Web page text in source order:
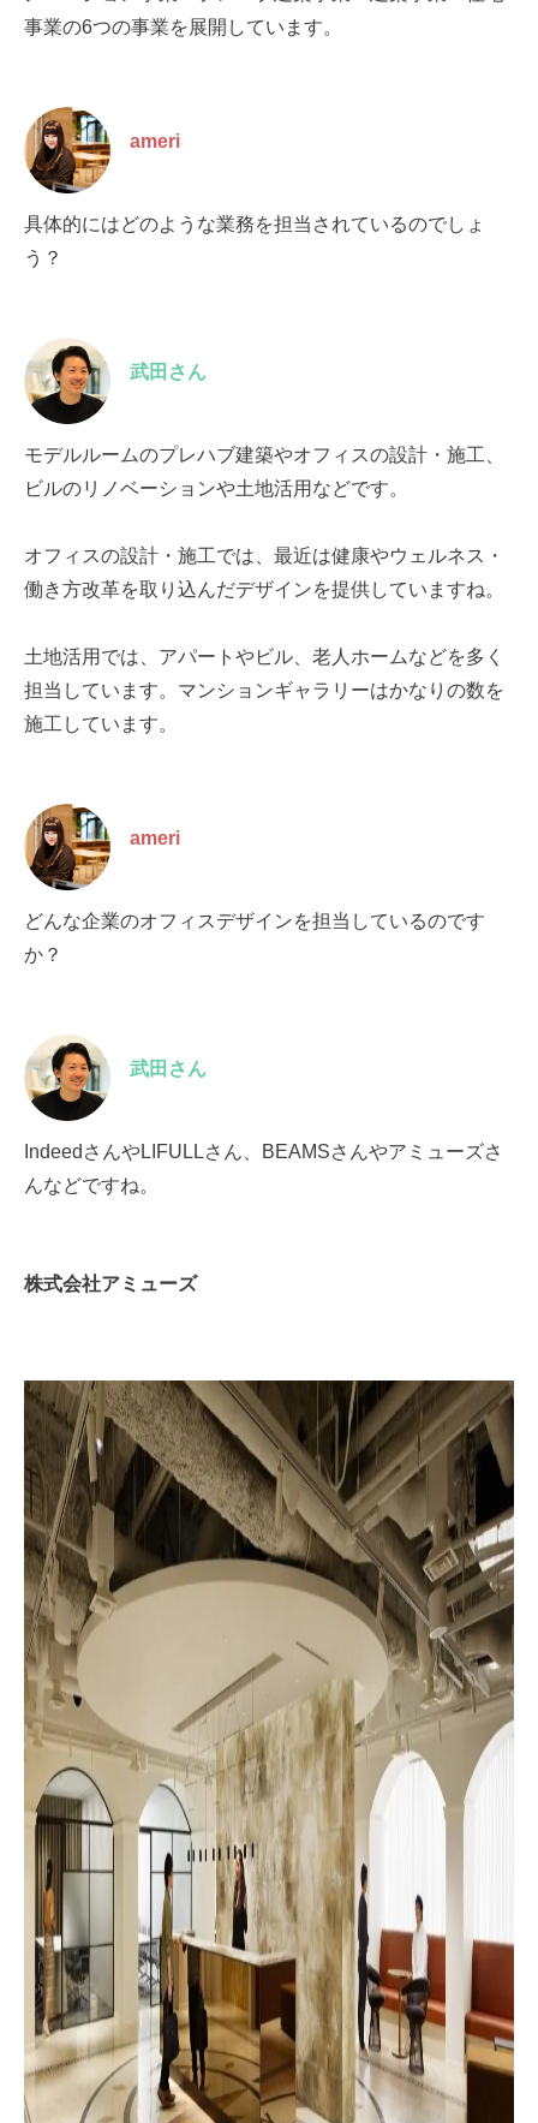
事業の6つの事業を展開しています。
ameri
具体的にはどのような業務を担当されているのでしょ
う？
武田さん
モデルルームのプレハブ建築やオフィスの設計・施工、
ビルのリノベーションや土地活用などです。
オフィスの設計・施工では、最近は健康やウェルネス・
働き方改革を取り込んだデザインを提供していますね。
土地活用では、アパートやビル、老人ホームなどを多く
担当しています。マンションギャラリーはかなりの数を
施工しています。
ameri
どんな企業のオフィスデザインを担当しているのです
か？
武田さん
IndeedさんやLIFULLさん、BEAMSさんやアミューズさ
んなどですね。
株式会社アミューズ